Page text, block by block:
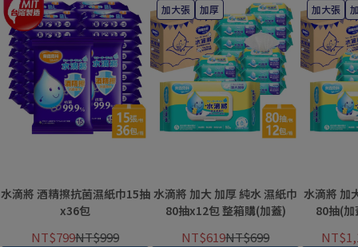
水滴將 酒精擦抗菌濕紙巾15抽
x36包
NT$799NT$999
加大張 加厚
水滴將 加大 加厚 純水 濕紙巾
80抽x12包 整箱購(加蓋)
NT$619NT$699
加大張
水滴將 加
80抽(